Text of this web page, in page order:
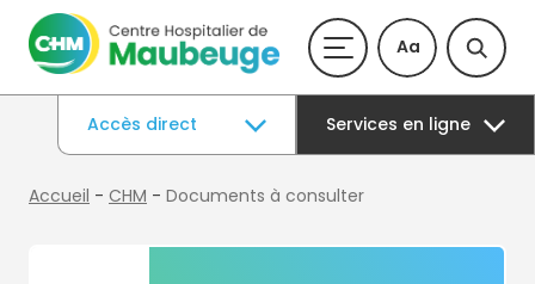
Aa
Accès direct Services en ligne
Accueil - CHM - Documents à consulter